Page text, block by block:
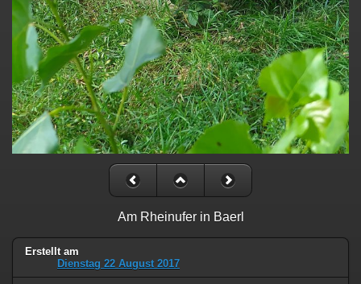
Am Rheinufer in Baerl
Erstellt am
Dienstag 22 August 2017